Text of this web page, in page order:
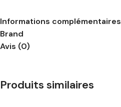
Informations complémentaires
Brand
Avis (0)
Produits similaires